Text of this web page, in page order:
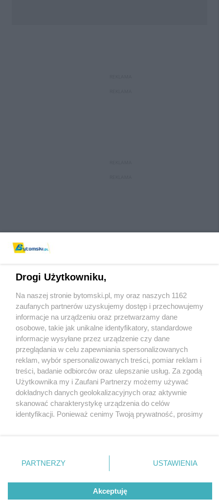
Wydawca mediów lokalnych
Nie zapomnij
zapoznać się z:
polityką prywatności regulamin korzystania z portali
Twojemiasto
Piekary Śląskie
Chorzów
Tarnowskie Góry
Gliwice
Skontaktuj sięz nami
Kontakt
Wydawca
Pogoda
Drogi Użytkowniku,
Na naszej stronie bytomski.pl, my oraz naszych 1162
zaufanych partnerów uzyskujemy dostęp i przechowujemy
informacje na urządzeniu oraz przetwarzamy dane
osobowe, takie jak unikalne identyfikatory, standardowe
informacje wysyłane przez urządzenie czy dane
przeglądania w celu zapewniania spersonalizowanych
reklam, wybór spersonalizowanych treści, pomiar reklam i
treści, badanie odbiorców oraz ulepszanie usług. Za zgodą
Użytkownika my i Zaufani Partnerzy możemy używać
dokładnych danych geolokalizacyjnych oraz aktywnie
skanować charakterystykę urządzenia do celów
identyfikacji. Ponieważ cenimy Twoją prywatność, prosimy
prywatności znajdujący się w lewym dolnym rogu strony
. Niektóre rodzaje przetwarzania danych nie wymagają
zgody użytkownika, ale masz prawo sprzeciwić się
takiemu przetwarzaniu. Preferencje będą miały
PARTNERZY USTAWIENIA
Akceptuję